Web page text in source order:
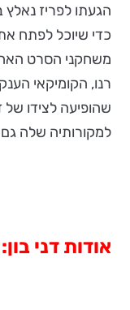
הגעתו לפריז
כדי שיוכל לפתח
משחקני הסרט
רנו, הקומיקאי
שהופיעה לצידו
למקורותיה שלה גם
אודות דני בון: